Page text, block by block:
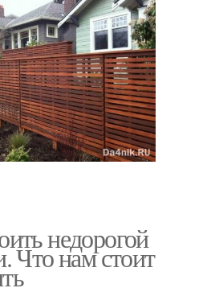
недорогой
Что нам стоит